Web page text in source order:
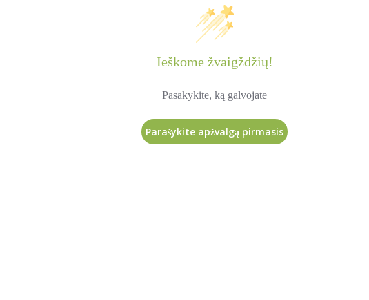
Ieškome žvaigždžių!
Pasakykite, ką galvojate
Parašykite apžvalgą pirmasis